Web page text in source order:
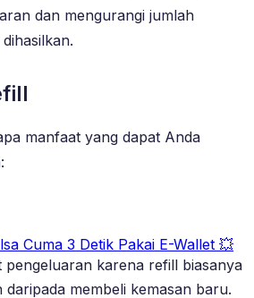
dan mengurangi jumlah
manfaat yang dapat Anda
Cuma 3 Detik Pakai E-Wallet 💥
pengeluaran karena refill biasanya
daripada membeli kemasan baru.